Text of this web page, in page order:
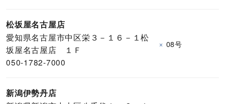
松坂屋名古屋店
愛知県名古屋市中区栄３－１６－１松
坂屋名古屋店 １Ｆ
050-1782-7000
× 08号
新潟伊勢丹店